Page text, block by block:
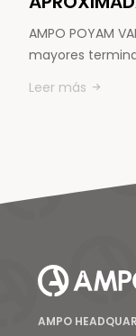
AMPO POYAM
mayores
Leer más
AMPO